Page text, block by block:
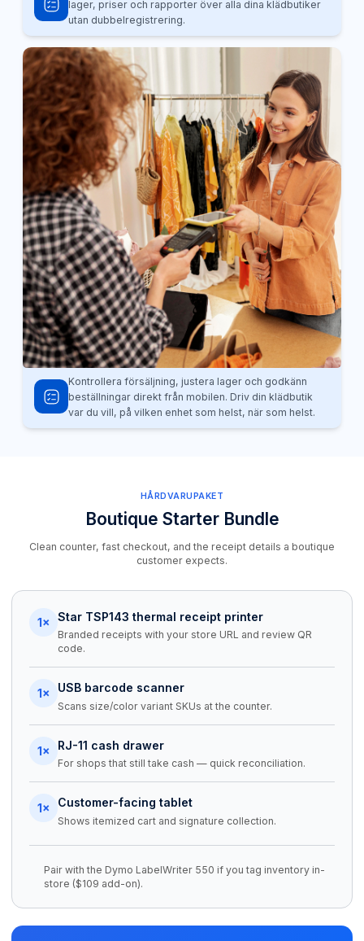
lager, priser och rapporter över alla dina klädbutiker
utan dubbelregistrering.
Kontrollera försäljning, justera lager och godkänn
beställningar direkt från mobilen. Driv din klädbutik
var du vill, på vilken enhet som helst, när som helst.
HÅRDVARUPAKET
Boutique Starter Bundle
Clean counter, fast checkout, and the receipt details a boutique
customer expects.
1× Star TSP143 thermal receipt printer
Branded receipts with your store URL and review QR
code.
1× USB barcode scanner
Scans size/color variant SKUs at the counter.
1× RJ-11 cash drawer
For shops that still take cash — quick reconciliation.
1× Customer-facing tablet
Shows itemized cart and signature collection.
Pair with the Dymo LabelWriter 550 if you tag inventory in-
store ($109 add-on).